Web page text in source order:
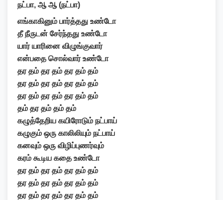
நட்பா, ஆ ஆ (நட்பா)
எங்காகினும் பார்த்தது உண்டோ
தீ நீருடன் சேர்ந்தது உண்டோ
யார் யாரினை விழுங்குவார்
என்பதை சொல்வார் உண்டோ
தர தம் தர தம் தர தம் தம்
தர தம் தர தம் தர தம் தம்
தர தம் தர தம் தர தம் தம்
தம் தர தம் தம் தம்
கழுத்தேறிய கயிரோடும் நட்பாய்
கழுகும் ஒரு காலிலியும் நட்பாய்
கனவும் ஒரு விழிப்புணர்வும்
கரம் கூடிய கதை உண்டோ
தர தம் தர தம் தர தம் தம்
தர தம் தர தம் தர தம் தம்
தர தம் தர தம் தர தம் தம்